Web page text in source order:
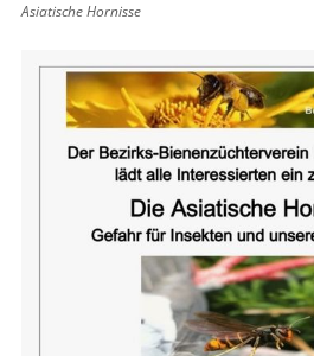
Asiatische Hornisse